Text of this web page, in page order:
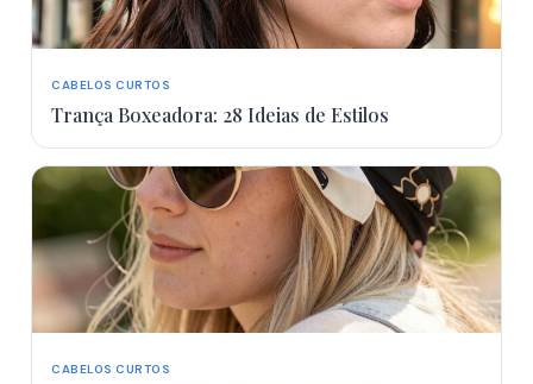
CABELOS CURTOS
Trança Boxeadora: 28 Ideias de Estilos
CABELOS CURTOS